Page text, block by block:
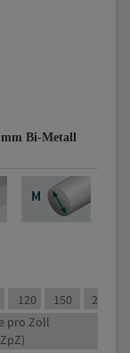
Bi-Metall
120 150 200
pro Zoll